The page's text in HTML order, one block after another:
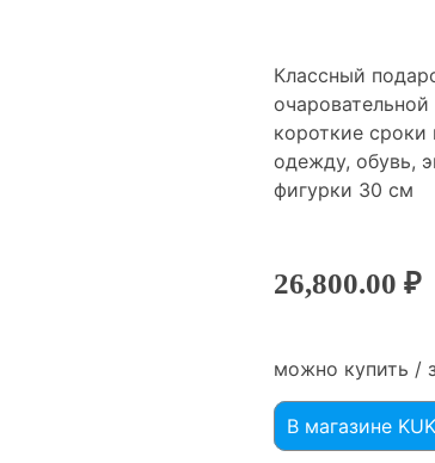
Классный
короткие
одежду, обувь,
фигурки 30 см
26,800.00₽
можно купить /
В магазине